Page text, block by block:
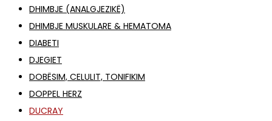
DHIMBJE (ANALGJEZIKË)
DHIMBJE MUSKULARE & HEMATOMA
DIABETI
DJEGIET
DOBËSIM, CELULIT, TONIFIKIM
DOPPEL HERZ
DUCRAY